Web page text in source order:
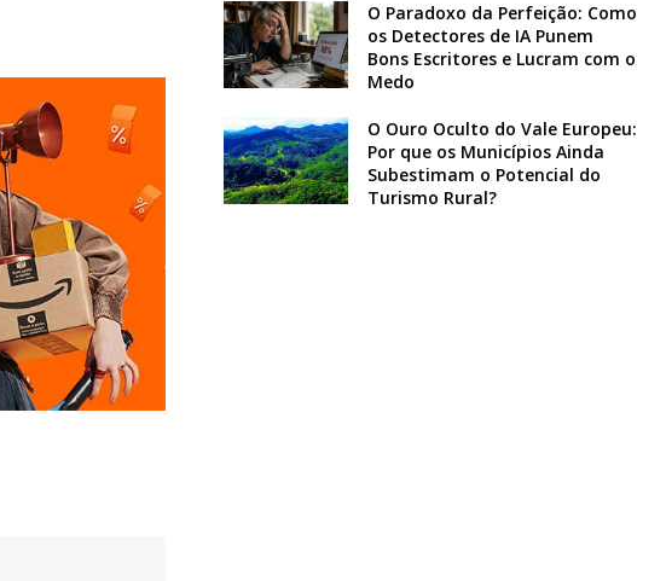
O Paradoxo da Perfeição: Como
os Detectores de IA Punem
Bons Escritores e Lucram com o
Medo
O Ouro Oculto do Vale Europeu:
Por que os Municípios Ainda
Subestimam o Potencial do
Turismo Rural?